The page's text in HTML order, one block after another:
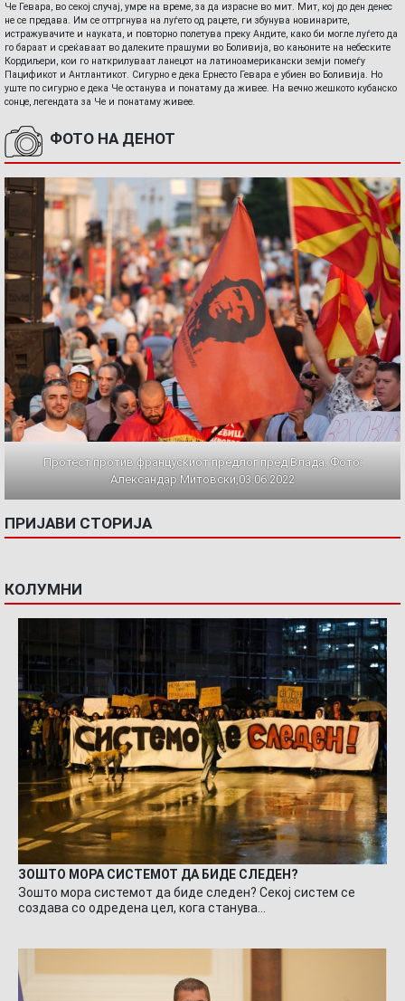
Че Гевара, во секој случај, умре на време, за да израсне во мит. Мит, кој до ден денес
не се предава. Им се оттргнува на луѓето од рацете, ги збунува новинарите,
истражувачите и науката, и повторно полетува преку Андите, како би могле луѓето да
го бараат и среќаваат во далеките прашуми во Боливија, во кањоните на небеските
Кордиљери, кои го наткрилуваат ланецот на латиноамерикански земји помеѓу
Пацификот и Антлантикот. Сигурно е дека Ернесто Гевара е убиен во Боливија. Но
уште по сигурно е дека Че останува и понатаму да живее. На вечно жешкото кубанско
сонце, легендата за Че и понатаму живее.
ФОТО НА ДЕНОТ
Протест против францускиот предлог пред Влада. Фото:
Александар Митовски,03.06.2022
ПРИЈАВИ СТОРИЈА
КОЛУМНИ
ЗОШТО МОРА СИСТЕМОТ ДА БИДЕ СЛЕДЕН?
Зошто мора системот да биде следен? Секој систем се
создава со одредена цел, кога станува…